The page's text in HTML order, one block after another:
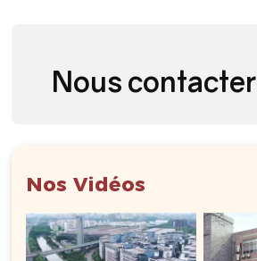
Nous contacter
Nos Vidéos